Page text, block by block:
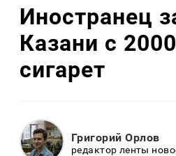
Иностранец
Казани с
сигарет
Григорий Орлов
редактор ленты